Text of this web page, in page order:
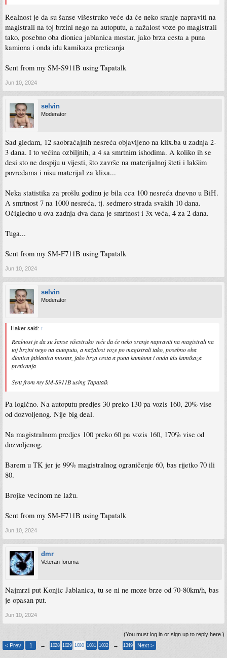
Realnost je da su šanse višestruko veće da će neko sranje napraviti na
magistrali na toj brzini nego na autoputu, a nažalost voze po magistrali
tako, posebno oba dionica jablanica mostar, jako brza cesta a puna
kamiona i onda idu kamikaza preticanja
Sent from my SM-S911B using Tapatalk
Jun 10, 2024
selvin
Moderator
Sad gledam, 12 saobraćajnih nesreća objavljeno na klix.ba u zadnja 2-
3 dana. I to većina ozbiljnih, a 4 sa smrtnim ishodima. A koliko ih se
desi sto ne dospiju u vijesti, što završe na materijalnoj šteti i lakšim
povredama i nisu materijal za klixa...
Neka statistika za prošlu godinu je bila cca 100 nesreća dnevno u BiH.
A smrtnost 7 na 1000 nesreća, tj. sedmero strada svakih 10 dana.
Očigledno u ova zadnja dva dana je smrtnost i 3x veća, 4 za 2 dana.
Tuga...
Sent from my SM-F711B using Tapatalk
Jun 10, 2024
selvin
Moderator
Haker said: ↑
Realnost je da su šanse višestruko veće da će neko sranje napraviti na magistrali na
toj brzini nego na autoputu, a nažalost voze po magistrali tako, posebno oba
dionica jablanica mostar, jako brza cesta a puna kamiona i onda idu kamikaza
preticanja
Sent from my SM-S911B using Tapatalk
Pa logično. Na autoputu predjes 30 preko 130 pa vozis 160, 20% vise
od dozvoljenog. Nije big deal.
Na magistralnom predjes 100 preko 60 pa vozis 160, 170% vise od
dozvoljenog.
Barem u TK jer je 99% magistralnog ograničenje 60, bas rijetko 70 ili
80.
Brojke vecinom ne lažu.
Sent from my SM-F711B using Tapatalk
Jun 10, 2024
dmr
Veteran foruma
Najmrzi put Konjic Jablanica, tu se ni ne moze brze od 70-80km/h, bas
je opasan put.
Jun 10, 2024
(You must log in or sign up to reply here.)
< Prev
1 ← 1028 1029 1030 1031 1032 → 1349 Next >